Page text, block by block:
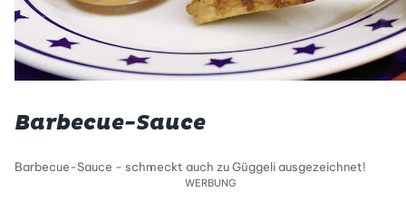
Barbecue-Sauce
Barbecue-Sauce - schmeckt auch zu Güggeli ausgezeichnet!
WERBUNG